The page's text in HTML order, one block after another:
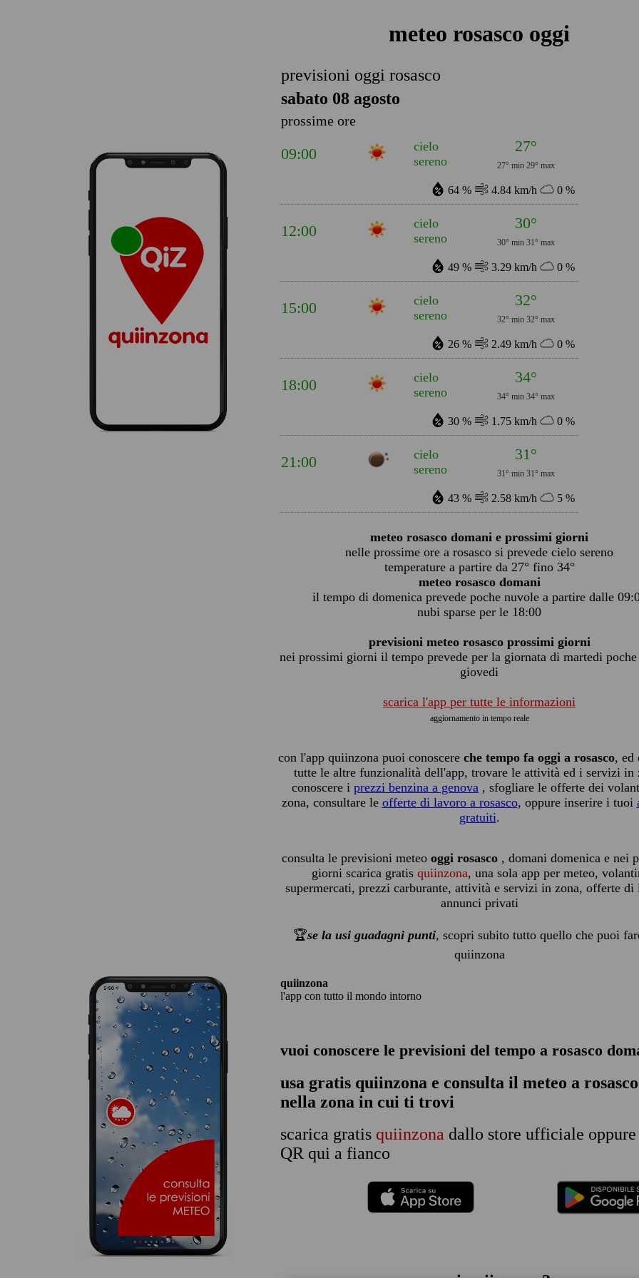
meteo rosasco oggi
previsioni oggi rosasco
sabato 08 agosto
prossime ore
09:00
cielo
sereno
27°
27° min 29° max
64 % 4.84 km/h 0 %
12:00
cielo
sereno
30°
30° min 31° max
49 % 3.29 km/h 0 %
15:00
cielo
sereno
32°
32° min 32° max
26 % 2.49 km/h 0 %
18:00
cielo
sereno
34°
34° min 34° max
30 % 1.75 km/h 0 %
21:00
cielo
sereno
31°
31° min 31° max
43 % 2.58 km/h 5 %
meteo rosasco domani e prossimi giorni
nelle prossime ore a rosasco si prevede cielo sereno
temperature a partire da 27° fino 34°
meteo rosasco domani
il tempo di domenica prevede poche nuvole a partire dalle
nubi sparse per le 18:00
previsioni meteo rosasco prossimi giorni
nei prossimi giorni il tempo prevede per la giornata di martedi
giovedi
scarica l'app per tutte le informazioni
aggiornamento in tempo reale
con l'app quiinzona puoi conoscere che tempo fa oggi a rosasco, ed
tutte le altre funzionalità dell'app, trovare le attività ed i servizi in
conoscere i prezzi benzina a genova , sfogliare le offerte dei
zona, consultare le offerte di lavoro a rosasco, oppure inserire i tuoi
gratuiti.
consulta le previsioni meteo oggi rosasco , domani domenica e nei
giorni scarica gratis quiinzona, una sola app per meteo,
supermercati, prezzi carburante, attività e servizi in zona, offerte di
annunci privati
🏆se la usi guadagni punti, scopri subito tutto quello che puoi
quiinzona
quiinzona
l'app con tutto il mondo intorno
vuoi conoscere le previsioni del tempo a rosasco
usa gratis quiinzona e consulta il meteo a rosasco
nella zona in cui ti trovi
scarica gratis quiinzona dallo store ufficiale
QR qui a fianco